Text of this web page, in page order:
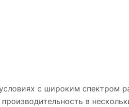
с широким спектром
в